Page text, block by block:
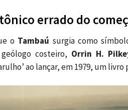
errado do
o Tambaú surgia como
costeiro, Orrin H.
ao lançar, em 1979, um